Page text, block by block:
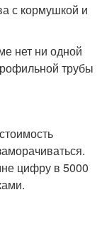
с кормушкой и
нет ни одной
трубы
цифру в 5000